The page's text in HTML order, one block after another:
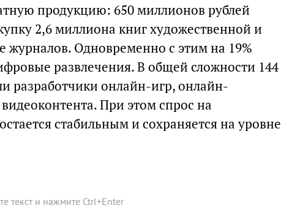
продукцию: 650 миллионов рублей
2,6 миллиона книг художественной и
журналов. Одновременно с этим на 19%
развлечения. В общей сложности 144
разработчики онлайн-игр, онлайн-
При этом спрос на
стабильным и сохраняется на уровне
текст и нажмите Ctrl+Enter